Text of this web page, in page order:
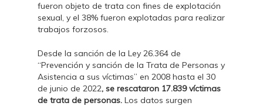
fueron objeto de trata con fines de explotación
sexual, y el 38% fueron explotadas para realizar
trabajos forzosos.
Desde la sanción de la Ley 26.364 de
“Prevención y sanción de la Trata de Personas y
Asistencia a sus víctimas” en 2008 hasta el 30
de junio de 2022, se rescataron 17.839 víctimas
de trata de personas. Los datos surgen